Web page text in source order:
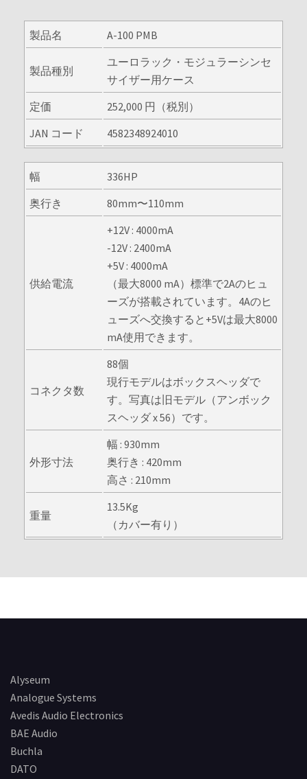
製品名 A-100 PMB
製品種別
ユーロラック・モジュラーシンセ
サイザー用ケース
定価
252,000 円（税別）
JAN コード
4582348924010
幅
336HP
奥行き
80mm〜110mm
供給電流
+12V : 4000mA
-12V : 2400mA
+5V : 4000mA
（最大8000 mA）標準で2Aのヒュ
ーズが搭載されています。4Aのヒ
ューズへ交換すると+5Vは最大8000
mA使用できます。
コネクタ数
88個
現行モデルはボックスヘッダで
す。写真は旧モデル（アンボック
スヘッダ x 56）です。
外形寸法
幅 : 930mm
奥行き : 420mm
高さ : 210mm
重量
13.5Kg
（カバー有り）
Alyseum
Analogue Systems
Avedis Audio Electronics
BAE Audio
Buchla
DATO